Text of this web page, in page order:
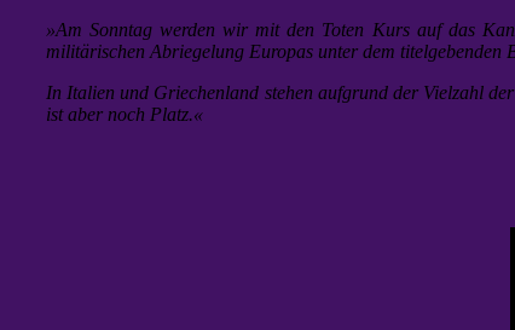
»Am Sonntag werden wir mit den Toten Kurs auf das
militärischen Abriegelung Europas unter dem titelgebenden
In Italien und Griechenland stehen aufgrund der Vielzahl
ist aber noch Platz.«